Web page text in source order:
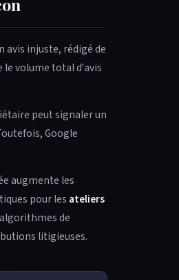
injuste, rédigé de
le volume total d'avis
peut signaler un
Google
augmente les
pour les ateliers
de
litigieuses.